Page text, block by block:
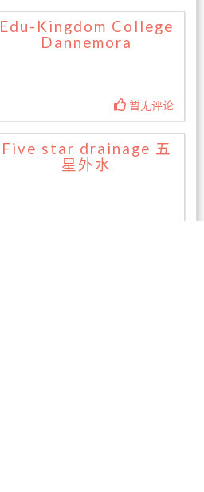
Edu-Kingdom College
Dannemora
暂无评论
Five star drainage 五
星外水